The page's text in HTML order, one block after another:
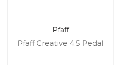
Pfaff
Pfaff Creative 4.5 Pedal